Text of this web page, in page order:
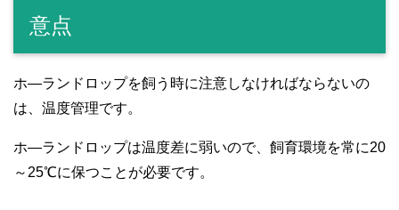
意点
ホ―ランドロップを飼う時に注意しなければならないの
は、温度管理です。
ホ―ランドロップは温度差に弱いので、飼育環境を常に20
～25℃に保つことが必要です。